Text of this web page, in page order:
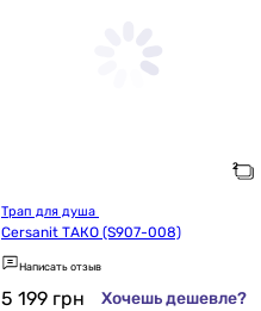
Cersanit ТАКО (S907-008)
Написать отзыв
5 199 грн Хочешь дешевле?